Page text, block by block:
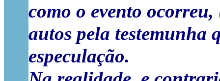
como o evento
autos pela testemunha
especulação.